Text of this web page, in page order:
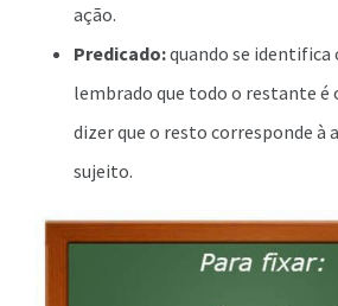
ação.
Predicado:quando se identifica
lembrado que todo o restante é
dizer que o resto corresponde à
sujeito.